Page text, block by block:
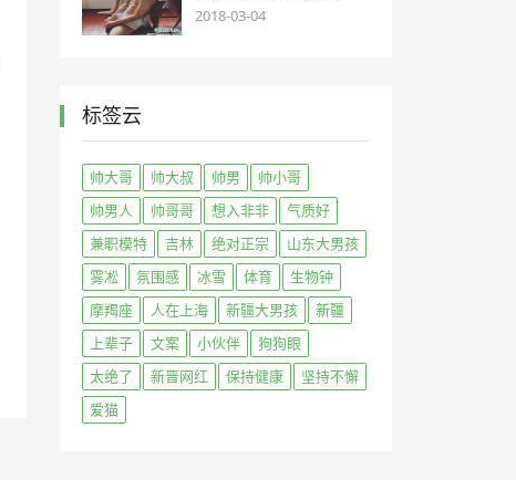
2018-03-04
标签云
帅大哥 帅大叔 帅男
帅小哥
帅男人
帅哥哥 想入非非
气质好
兼职模特
吉林 绝对正宗
山东大男孩
雾凇
氛围感 冰雪 体育
生物钟
摩羯座
人在上海 新疆大男孩
新疆
上辈子
文案 小伙伴
狗狗眼
太绝了
新晋网红 保持健康
坚持不懈
爱猫